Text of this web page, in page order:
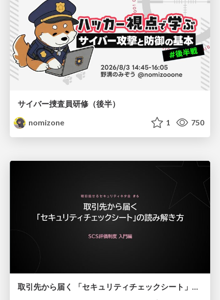
サイバー捜査員研修（後半）
nomizone
1 750
取引先から届く 「セキュリティチェックシート」の読み解き方